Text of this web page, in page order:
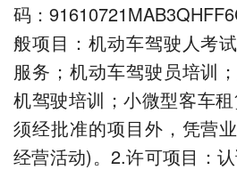
码：
般项目：机动车驾驶人考
服务；机动车驾驶员培训
机驾驶培训；小微型客车
须经批准的项目外，凭营
经营活动)。2.许可项目：